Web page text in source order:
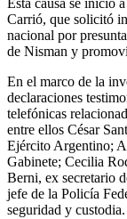
Esta causa se inició
Carrió, que solicitó
nacional por
de Nisman y
En el marco de la
declaraciones
telefónicas
entre ellos César
Ejército Argentino;
Gabinete; Cecilia
Berni, ex secretario
jefe de la Policía
seguridad y custodia.